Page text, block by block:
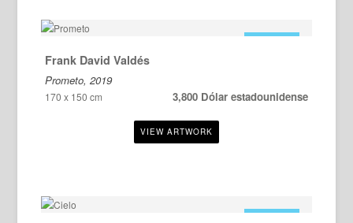
Frank David Valdés
Prometo, 2019
170 x 150 cm 3,800 Dólar estadounidense